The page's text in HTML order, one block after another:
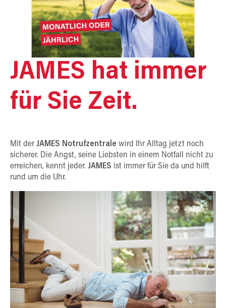
JAMES hat immer
für Sie Zeit.
Mit der JAMES Notrufzentrale wird Ihr Alltag jetzt noch
sicherer. Die Angst, seine Liebsten in einem Notfall nicht zu
erreichen, kennt jeder. JAMES ist immer für Sie da und hilft
rund um die Uhr.